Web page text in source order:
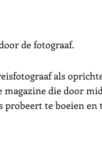
de fotograaf.
als
die door
te boeien en